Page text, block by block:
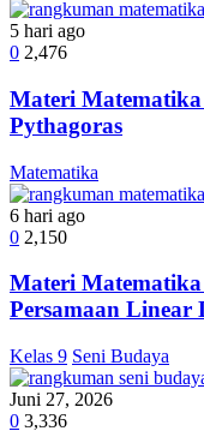
5 hari ago
0 2,476
Materi Matematika
Pythagoras
Matematika
6 hari ago
0 2,150
Materi Matematika
Persamaan Linear
Kelas 9 Seni Budaya
Juni 27, 2026
0 3,336